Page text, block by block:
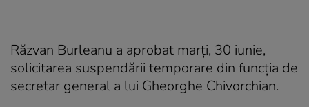
Răzvan Burleanu a aprobat marți, 30 iunie,
solicitarea suspendării temporare din funcția de
secretar general a lui Gheorghe Chivorchian.